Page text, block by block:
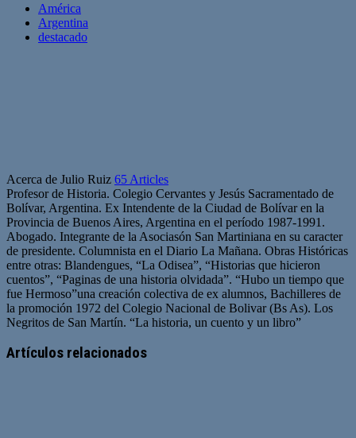
América
Argentina
destacado
Acerca de Julio Ruiz 65 Articles
Profesor de Historia. Colegio Cervantes y Jesús Sacramentado de
Bolívar, Argentina. Ex Intendente de la Ciudad de Bolívar en la
Provincia de Buenos Aires, Argentina en el período 1987-1991.
Abogado. Integrante de la Asociasón San Martiniana en su caracter
de presidente. Columnista en el Diario La Mañana. Obras Históricas
entre otras: Blandengues, “La Odisea”, “Historias que hicieron
cuentos”, “Paginas de una historia olvidada”. “Hubo un tiempo que
fue Hermoso”una creación colectiva de ex alumnos, Bachilleres de
la promoción 1972 del Colegio Nacional de Bolivar (Bs As). Los
Negritos de San Martín. “La historia, un cuento y un libro”
Artículos relacionados